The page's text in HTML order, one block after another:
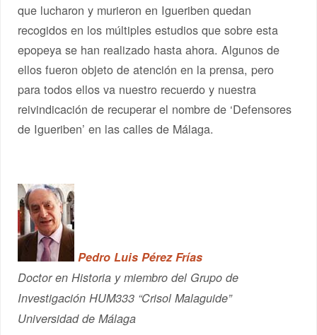
que lucharon y murieron en Igueriben quedan
recogidos en los múltiples estudios que sobre esta
epopeya se han realizado hasta ahora. Algunos de
ellos fueron objeto de atención en la prensa, pero
para todos ellos va nuestro recuerdo y nuestra
reivindicación de recuperar el nombre de ‘Defensores
de Igueriben’ en las calles de Málaga.
Pedro Luis Pérez Frías
Doctor en Historia y miembro del Grupo de
Investigación HUM333 “Crisol Malaguide”
Universidad de Málaga